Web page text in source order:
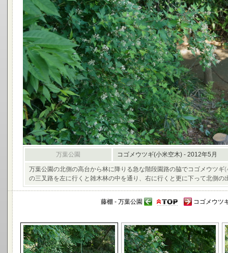
万葉公園 コゴメウツギ(小米空木) - 2012年5月
万葉公園の北側の高台から林に降りる急な階段園路の脇でコゴメウツギ(
の三叉路を左に行くと雑木林の中を通り、右に行くと更に下って北側の
藤棚 - 万葉公園 コゴメウツ